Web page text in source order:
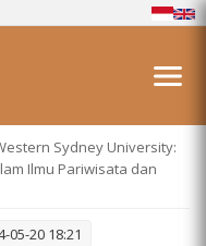
Sydney University:
Ilmu Pariwisata dan
05-20 18:21